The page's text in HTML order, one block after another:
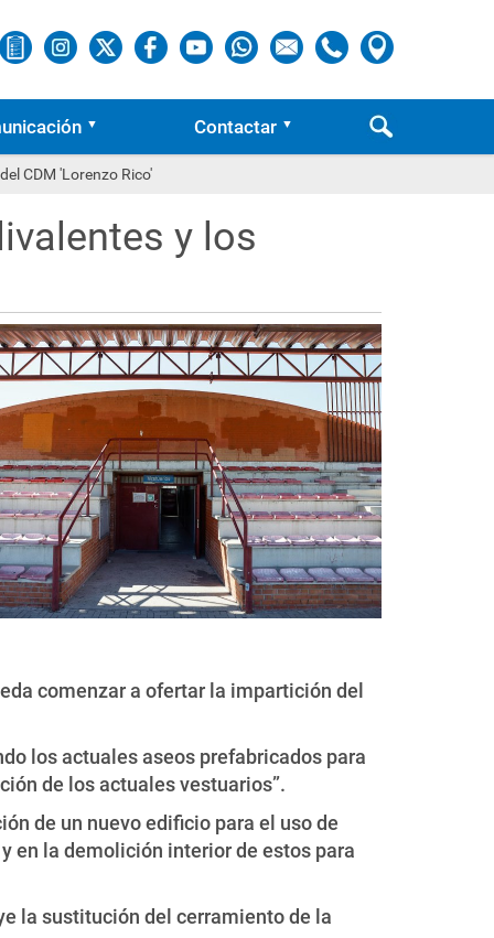
Contactar
CDM 'Lorenzo Rico'
y los
comenzar a ofertar la impartición del
los actuales aseos prefabricados para
de los actuales vestuarios”.
de un nuevo edificio para el uso de
en la demolición interior de estos para
la sustitución del cerramiento de la